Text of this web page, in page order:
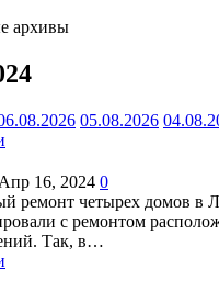
архивы
05.08.2026
Апр 16, 2024 0
ремонт четырех домов в
с ремонтом
Так, в…